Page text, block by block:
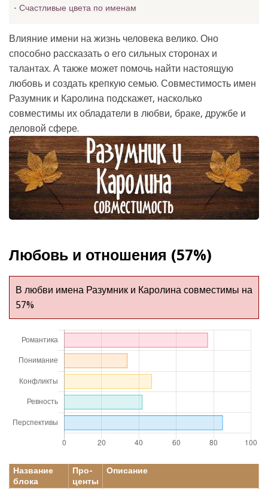
Счастливые цвета по именам
Влияние имени на жизнь человека велико. Оно
способно рассказать о его сильных сторонах и
талантах. А также может помочь найти настоящую
любовь и создать крепкую семью. Совместимость имен
Разумник и Каролина подскажет, насколько
совместимы их обладатели в любви, браке, дружбе и
деловой сфере.
Любовь и отношения (57%)
В любви имена Разумник и Каролина совместимы на
57%
Название
блока
Про-
центы
Описание